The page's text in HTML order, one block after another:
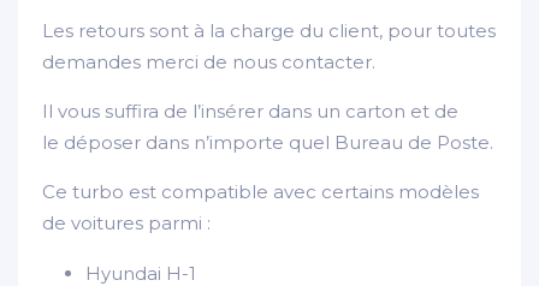
Les retours sont à la charge du client, pour toutes
demandes merci de nous contacter.
Il vous suffira de l’insérer dans un carton et de
le déposer dans n’importe quel Bureau de Poste.
Ce turbo est compatible avec certains modèles
de voitures parmi :
Hyundai H-1